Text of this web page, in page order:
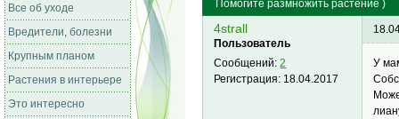
Все об уходе
Вредители, болезни
Крупным планом
Растения в интерьере
Это интересно
Помогите размножить растение )
4strall
Пользователь
Сообщений:2
Регистрация: 18.04.2017
У